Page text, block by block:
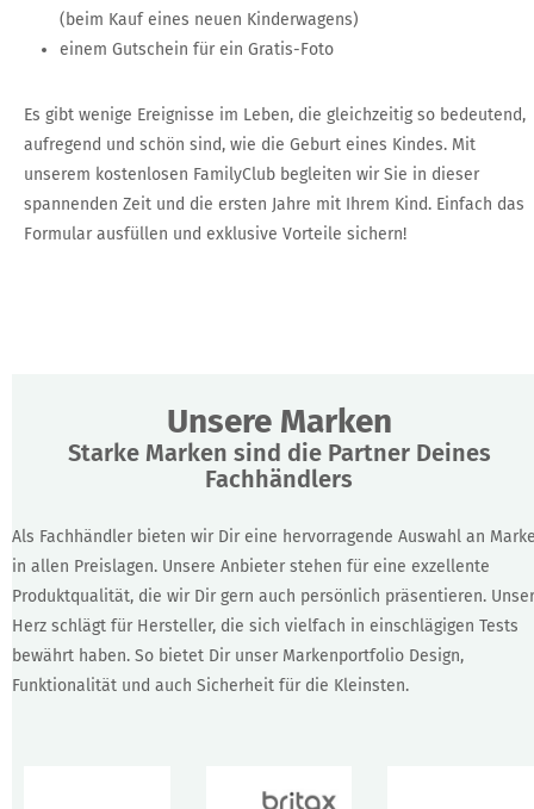
(beim Kauf eines neuen Kinderwagens)
einem Gutschein für ein Gratis-Foto
Es gibt wenige Ereignisse im Leben, die gleichzeitig so bedeutend,
aufregend und schön sind, wie die Geburt eines Kindes. Mit
unserem kostenlosen FamilyClub begleiten wir Sie in dieser
spannenden Zeit und die ersten Jahre mit Ihrem Kind. Einfach das
Formular ausfüllen und exklusive Vorteile sichern!
Unsere Marken
Starke Marken sind die Partner Deines
Fachhändlers
Als Fachhändler bieten wir Dir eine hervorragende Auswahl an
in allen Preislagen. Unsere Anbieter stehen für eine exzellente
Produktqualität, die wir Dir gern auch persönlich präsentieren. Unser
Herz schlägt für Hersteller, die sich vielfach in einschlägigen Tests
bewährt haben. So bietet Dir unser Markenportfolio Design,
Funktionalität und auch Sicherheit für die Kleinsten.